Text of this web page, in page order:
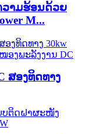
ວາມຮ້ອນດ້ວຍ
M...
ສອງທິດທາງ